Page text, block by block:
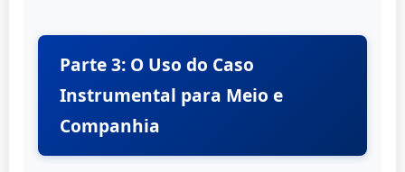
Parte 3: O Uso do Caso
Instrumental para Meio e
Companhia